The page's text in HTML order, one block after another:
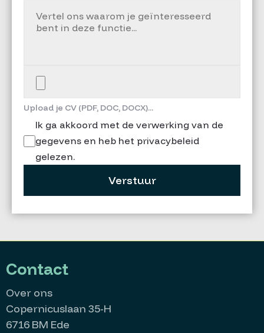
Upload je CV (PDF, DOC, DOCX)...
Ik ga akkoord met de verwerking van de
gegevens en heb het privacybeleid
gelezen.
Verstuur
Contact
Over ons
Copernicuslaan 35-H
6716 BM Ede